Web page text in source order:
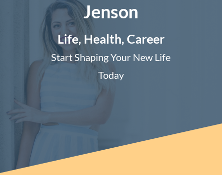
Jenson
Life, Health, Career
Start Shaping Your New Life
Today